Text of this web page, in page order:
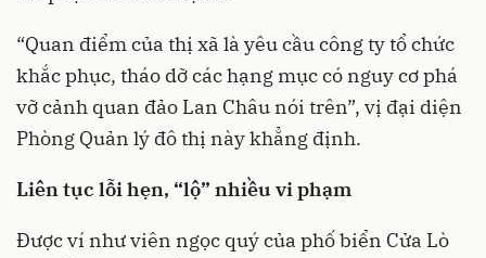
“Quan điểm của thị xã là yêu cầu công ty tổ chức
khắc phục, tháo dỡ các hạng mục có nguy cơ phá
vỡ cảnh quan đảo Lan Châu nói trên”, vị đại diện
Phòng Quản lý đô thị này khẳng định.
Liên tục lỗi hẹn, “lộ” nhiều vi phạm
Được ví như viên ngọc quý của phố biển Cửa Lò